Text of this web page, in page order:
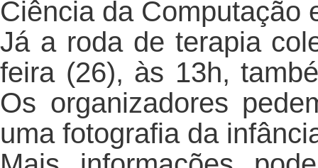
Ciência da Computação
Já a roda de terapia
feira (26), às 13h,
Os organizadores
uma fotografia da